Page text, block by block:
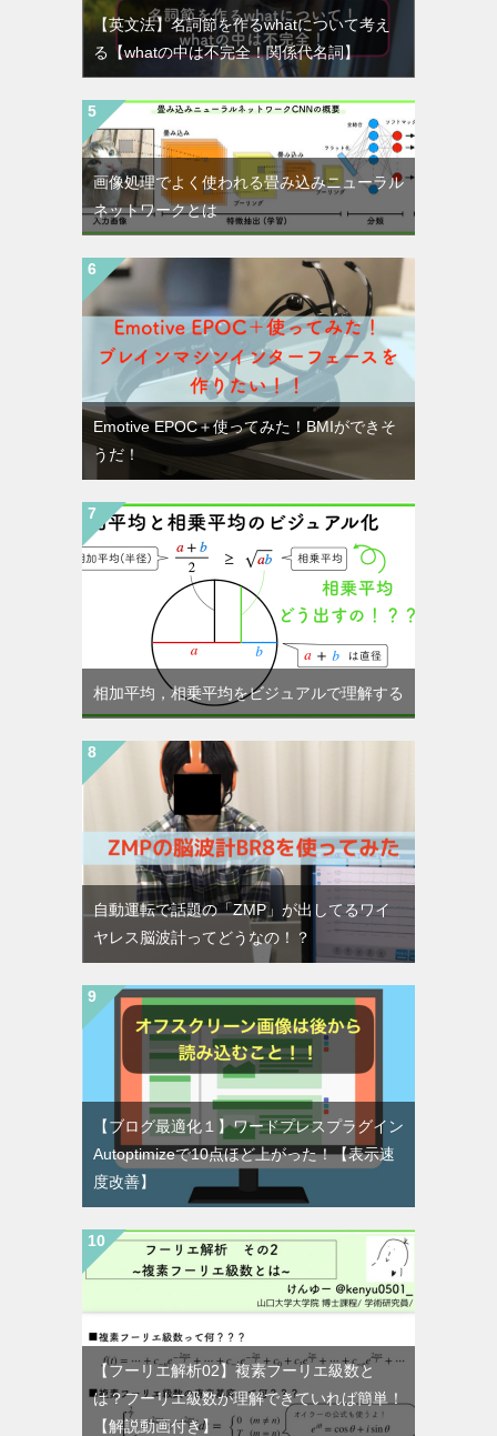
【英文法】名詞節を作るwhatについて考え
る【whatの中は不完全！関係代名詞】
画像処理でよく使われる畳み込みニューラル
ネットワークとは
Emotive EPOC＋使ってみた！BMIができそ
うだ！
相加平均，相乗平均をビジュアルで理解する
自動運転で話題の「ZMP」が出してるワイ
ヤレス脳波計ってどうなの！？
【ブログ最適化１】ワードプレスプラグイン
Autoptimizeで10点ほど上がった！【表示速
度改善】
【フーリエ解析02】複素フーリエ級数と
は？フーリエ級数が理解できていれば簡単！
【解説動画付き】